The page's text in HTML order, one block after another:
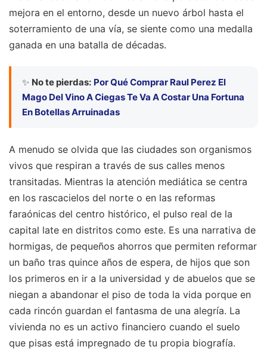
mejora en el entorno, desde un nuevo árbol hasta el
soterramiento de una vía, se siente como una medalla
ganada en una batalla de décadas.
✨ No te pierdas: Por Qué Comprar Raul Perez El
Mago Del Vino A Ciegas Te Va A Costar Una Fortuna
En Botellas Arruinadas
A menudo se olvida que las ciudades son organismos
vivos que respiran a través de sus calles menos
transitadas. Mientras la atención mediática se centra
en los rascacielos del norte o en las reformas
faraónicas del centro histórico, el pulso real de la
capital late en distritos como este. Es una narrativa de
hormigas, de pequeños ahorros que permiten reformar
un baño tras quince años de espera, de hijos que son
los primeros en ir a la universidad y de abuelos que se
niegan a abandonar el piso de toda la vida porque en
cada rincón guardan el fantasma de una alegría. La
vivienda no es un activo financiero cuando el suelo
que pisas está impregnado de tu propia biografía.